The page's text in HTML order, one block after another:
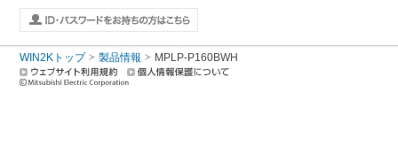
WIN2Kトップ 製品情報 MPLP-P160BWH